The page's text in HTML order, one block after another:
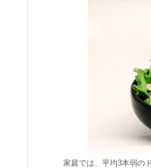
家庭では、平均3本弱の